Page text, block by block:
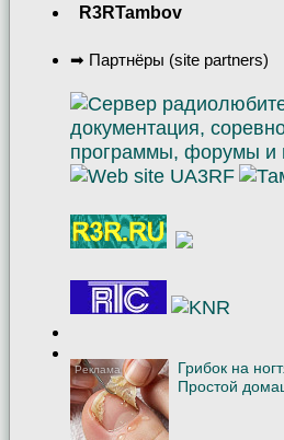
R3RTambov
➡ Партнёры (site partners)
Грибок на
Простой